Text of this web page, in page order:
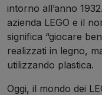
intorno all’anno
azienda LEGO e il
significa “giocare
realizzati in legno,
utilizzando plastica.
Oggi, il mondo dei